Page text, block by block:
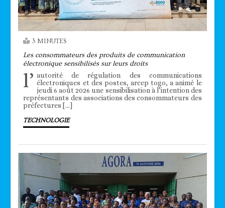
3 MINUTES
Les consommateurs des produits de communication
électronique sensibilisés sur leurs droits
l’ autorité de régulation des communications
électroniques et des postes, arcep togo, a animé le
jeudi 6 août 2026 une sensibilisation à l’intention des
représentants des associations des consommateurs des
préfectures […]
TECHNOLOGIE